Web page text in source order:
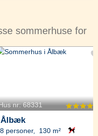
sommerhuse for
nr: 68331
Ålbæk
8 personer, 130 m²